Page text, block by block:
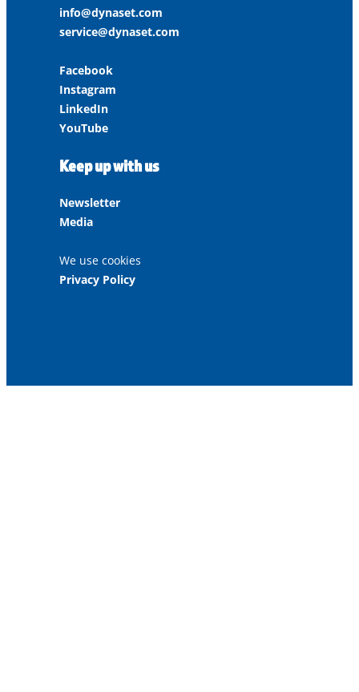
info@dynaset.com
service@dynaset.com
Facebook
Instagram
LinkedIn
YouTube
Keep up with us
Newsletter
Media
We use cookies
Privacy Policy